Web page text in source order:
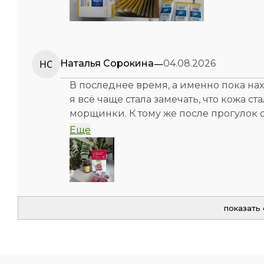
НС Наталья Сорокина—04.08.2026
В последнее время, а именно пока
я всё чаще стала замечать, что кожа
морщинки. К тому же после прогулок
часто, стали беспокоить боли в
витаминов для связок и хрящей. Ещё
выпадать, и я связывала это с
Я решила по совету подруги
именно эту форму, потому что
по 1 стику утром натощак, как она
Еще